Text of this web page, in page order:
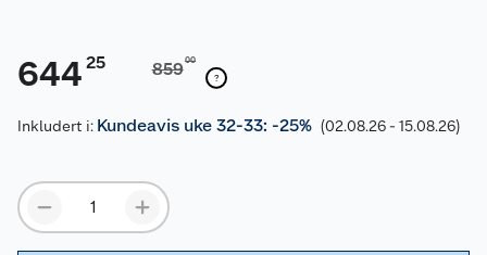
644 25 85900
Inkludert i: Kundeavis uke 32-33: -25% (02.08.26 - 15.08.26)